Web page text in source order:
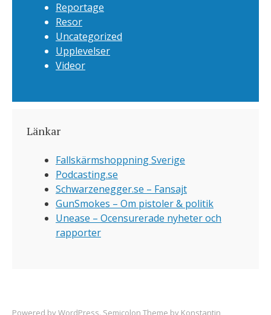
Reportage
Resor
Uncategorized
Upplevelser
Videor
Länkar
Fallskärmshoppning Sverige
Podcasting.se
Schwarzenegger.se – Fansajt
GunSmokes – Om pistoler & politik
Unease – Ocensurerade nyheter och
rapporter
Powered byWordPress. Semicolon Theme by Konstantin